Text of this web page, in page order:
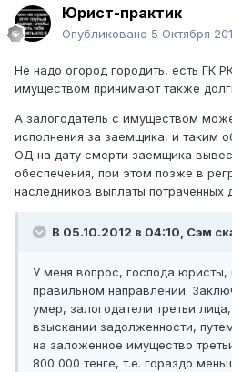
Юрист-практик
Опубликовано 5 Октября
Не надо огород городить, есть ГК
имуществом принимают также
А залогодатель с имуществом
исполнения за заемщика, и таким
ОД на дату смерти заемщика
обеспечения, при этом позже в
наследников выплаты потраченных
В 05.10.2012 в 04:10, Сэм
У меня вопрос, господа юристы,
правильном направлении.
умер, залогодатели третьи
взыскании задолженности,
на заложенное имущество
800 000 тенге, т.е. гораздо